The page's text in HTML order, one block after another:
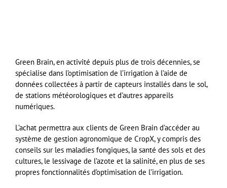
Green Brain, en activité depuis plus de trois décennies, se
spécialise dans l’optimisation de l’irrigation à l’aide de
données collectées à partir de capteurs installés dans le sol,
de stations météorologiques et d’autres appareils
numériques.
L’achat permettra aux clients de Green Brain d’accéder au
système de gestion agronomique de CropX, y compris des
conseils sur les maladies fongiques, la santé des sols et des
cultures, le lessivage de l’azote et la salinité, en plus de ses
propres fonctionnalités d’optimisation de l’irrigation.